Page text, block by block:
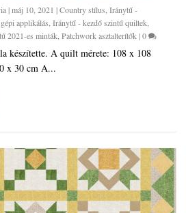
|máj 10, 2021 |Country stílus ,Iránytű -
applikálás ,Iránytű - kezdő szintű quiltek
2021-es minták ,Patchwork asztalterítők |0
készítette. A quilt mérete: 108 x 108
x 30 cm A...